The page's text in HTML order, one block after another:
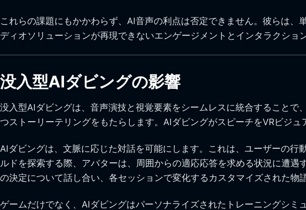
これらの課題にもかかわらず、AI音声の利点は否定できません。彼らは
ディオソリューションが再現できないエンゲージメントとインタラクショ
没入型AIダビングの影響
没入型AIダビングは、音声演技と視覚要素をシームレスに統合すること
つストーリーテリングをもたらします。AIダビングがスピーチをVRビジ
AIダビングは、文脈に応じた対話を可能にします。これは、ユーザーの
ルドを探索する際、アバターは、周囲からの適応応答を求める状況に遭
の決定について話し合い、各セッションで変化するカスタマイズされた物
ゲームだけでなく、AIダビングはパーソナライズされたトレーニングシ